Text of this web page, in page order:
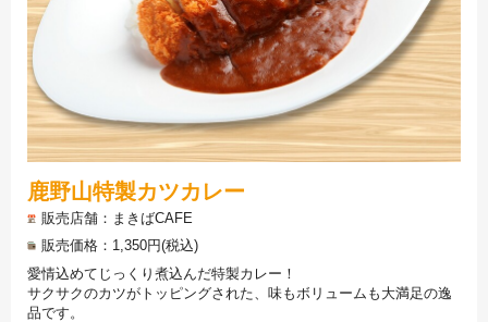
鹿野山特製カツカレー
販売店舗
まきばCAFE
販売価格
1,350円(税込)
愛情込めてじっくり煮込んだ特製カレー！
サクサクのカツがトッピングされた、味もボリュームも大満足の逸
品です。